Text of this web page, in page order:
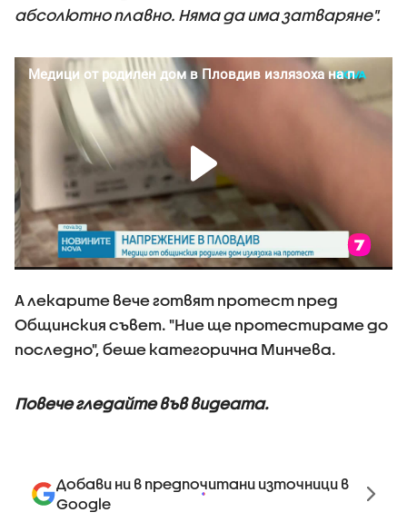
абсолютно плавно. Няма да има затваряне".
А лекарите вече готвят протест пред
Общинския съвет. "Ние ще протестираме до
последно", беше категорична Минчева.
Повече гледайте във видеата.
Добави ни в предпочитани източници в
Google